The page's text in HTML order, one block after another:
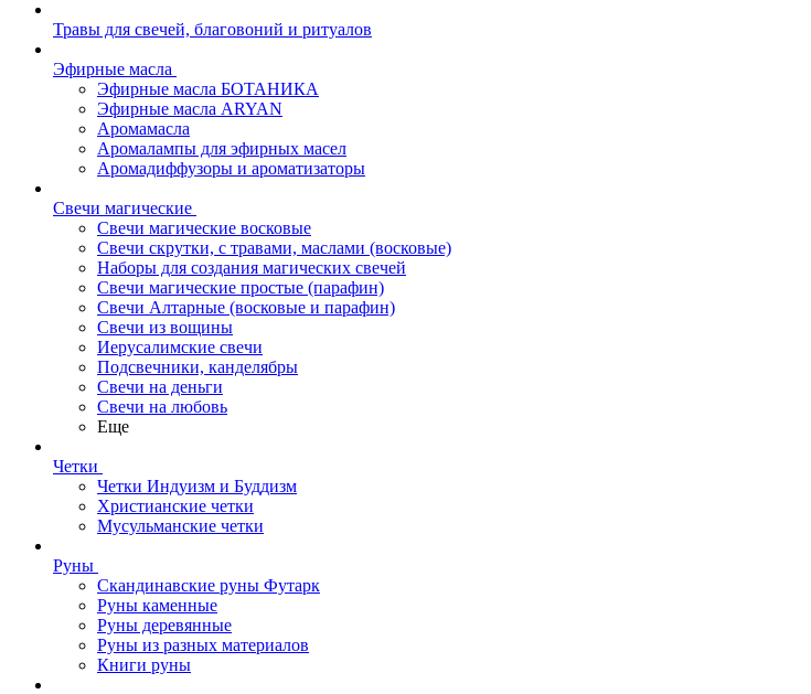
Травы для свечей, благовоний и ритуалов
Эфирные масла
Эфирные масла БОТАНИКА
Эфирные масла ARYAN
Аромамасла
Аромалампы для эфирных масел
Аромадиффузоры и ароматизаторы
Свечи магические
Свечи магические восковые
Свечи скрутки, с травами, маслами (восковые)
Наборы для создания магических свечей
Свечи магические простые (парафин)
Свечи Алтарные (восковые и парафин)
Свечи из вощины
Иерусалимские свечи
Подсвечники, канделябры
Свечи на деньги
Свечи на любовь
Еще
Четки
Четки Индуизм и Буддизм
Христианские четки
Мусульманские четки
Руны
Скандинавские руны Футарк
Руны каменные
Руны деревянные
Руны из разных материалов
Книги руны